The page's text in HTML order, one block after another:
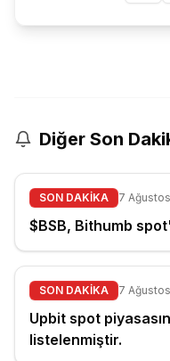
Diğer Son
SON DAKİKA 7
$BSB, Bithumb
SON DAKİKA 7
Upbit spot
listelenmiştir.